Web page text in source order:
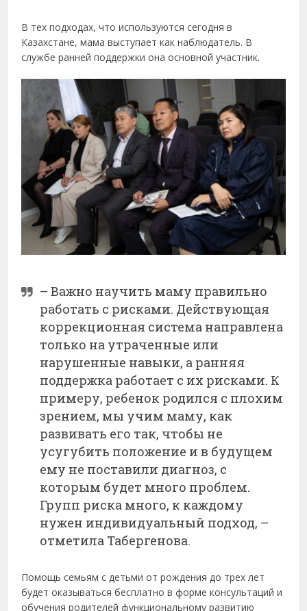
В тех подходах, что используются сегодня в
Казахстане, мама выступает как наблюдатель. В
службе ранней поддержки она основной участник.
– Важно научить маму правильно
работать с рисками. Действующая
коррекционная система направлена
только на утраченные или
нарушенные навыки, а ранняя
поддержка работает с их рисками. К
примеру, ребенок родился с плохим
зрением, мы учим маму, как
развивать его так, чтобы не
усугубить положение и в будущем
ему не поставили диагноз, с
которым будет много проблем.
Групп риска много, к каждому
нужен индивидуальный подход, –
отметила Табергенова.
Помощь семьям с детьми от рождения до трех лет
будет оказываться бесплатно в форме консультаций и
обучения родителей функциональному развитию